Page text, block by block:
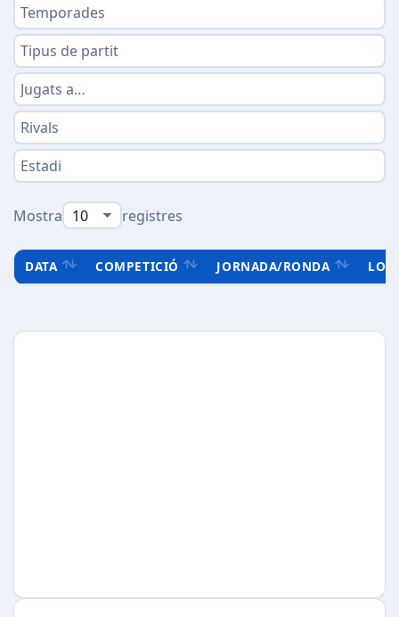
Mostra registres
DATA COMPETICIÓ JORNADA/RONDA